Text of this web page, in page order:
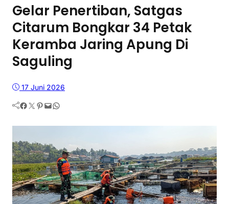
Gelar Penertiban, Satgas
Citarum Bongkar 34 Petak
Keramba Jaring Apung Di
Saguling
17 Juni 2026
Facebook Twitter Pinterest Mail WhatsApp